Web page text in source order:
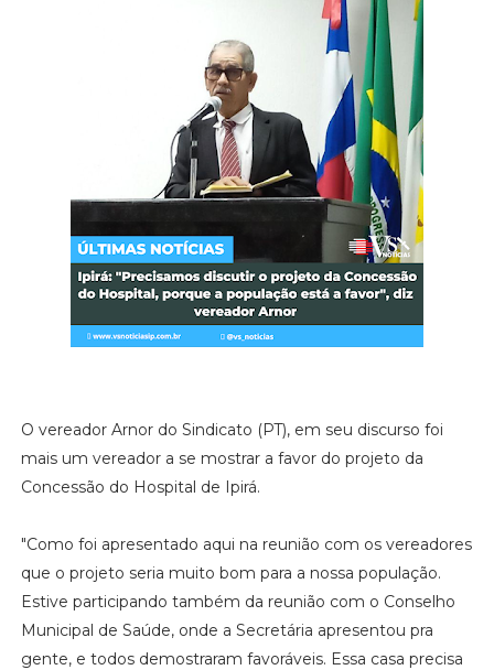
O vereador Arnor do Sindicato (PT), em seu discurso foi
mais um vereador a se mostrar a favor do projeto da
Concessão do Hospital de Ipirá.
"Como foi apresentado aqui na reunião com os vereadores
que o projeto seria muito bom para a nossa população.
Estive participando também da reunião com o Conselho
Municipal de Saúde, onde a Secretária apresentou pra
gente, e todos demostraram favoráveis. Essa casa precisa